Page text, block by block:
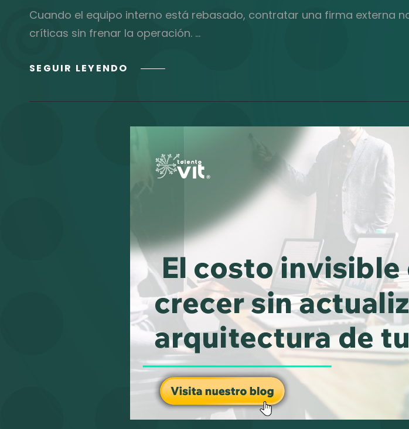
Cuando el equipo interno está rebasado, contratar una firma externa
críticas sin frenar la operación. …
SEGUIR LEYENDO
SATURACIÓN
CUÁNDO
RECLUTAMIENTO
APOYO
EXTERNO